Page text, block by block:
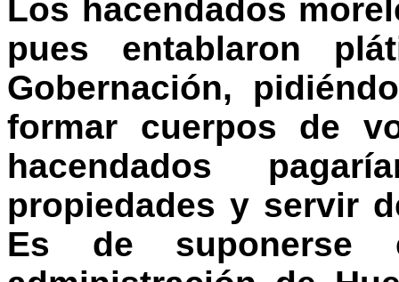
Los hacendados
pues entablaron
Gobernación,
formar cuerpos de
hacendados
propiedades y servir
Es de